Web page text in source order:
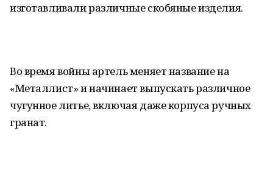
изготавливали различные скобяные изделия.
Во время войны артель меняет название на
«Металлист» и начинает выпускать различное
чугунное литье, включая даже корпуса ручных
гранат.